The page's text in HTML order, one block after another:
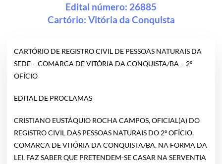
Edital número: 26885
Cartório: Vitória da Conquista
CARTÓRIO DE REGISTRO CIVIL DE PESSOAS NATURAIS DA
SEDE – COMARCA DE VITÓRIA DA CONQUISTA/BA – 2º
OFÍCIO
EDITAL DE PROCLAMAS
CRISTIANO EUSTÁQUIO ROCHA CAMPOS, OFICIAL(A) DO
REGISTRO CIVIL DAS PESSOAS NATURAIS DO 2º OFÍCIO,
COMARCA DE VITÓRIA DA CONQUISTA/BA, NA FORMA DA
LEI, FAZ SABER QUE PRETENDEM-SE CASAR NA SERVENTIA